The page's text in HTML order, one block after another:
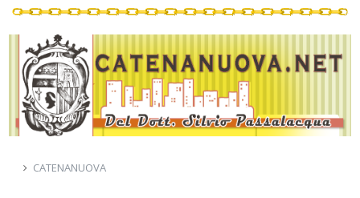
CATENANUOVA